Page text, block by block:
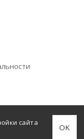
All Rights Reserved.
сайта
OK